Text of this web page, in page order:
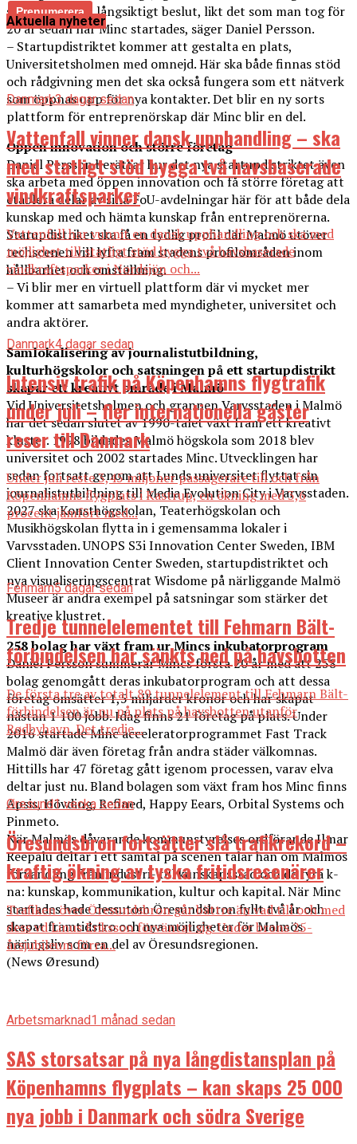
strategiskt och långsiktigt beslut, likt det som man tog för
20 år sedan när Minc startades, säger Daniel Persson.
– Startupdistriktet kommer att gestalta en plats,
Universitetsholmen med omnejd. Här ska både finnas stöd
och rådgivning men det ska också fungera som ett nätverk
som öppnas upp för nya kontakter. Det blir en ny sorts
plattform för entreprenörskap där Minc blir en del.
Öppen innovation och större företag
Daniel Persson berättar hur det nya startupdistriktet även
ska arbeta med öppen innovation och få större företag att
etablera delar av sina FoU-avdelningar här för att både dela
kunskap med och hämta kunskap från entreprenörerna.
Starupdistriket ska få en tydlig profil där Malmö utöver
techscenen vill lyfta fram stadens profilområden inom
hållbarhet och omställning.
– Vi blir mer en virtuell plattform där vi mycket mer
kommer att samarbeta med myndigheter, universitet och
andra aktörer.
Samlokalisering av journalistutbildning,
kulturhögskolor och satsningen på ett startupdistrikt
skapar ett kreativt område i Malmö
Vid Universitetsholmen och grannen Varvsstaden i Malmö
har det sedan slutet av 1990-talet växt fram ett kreativt
kluster. 1998 bildades Malmö högskola som 2018 blev
universitet och 2002 startades Minc. Utvecklingen har
sedan fortsatt genom att Lunds universitet flyttat sin
journalistutbildning till Media Evolution City i Varvsstaden.
2027 ska Konsthögskolan, Teaterhögskolan och
Musikhögskolan flytta in i gemensamma lokaler i
Varvsstaden. UNOPS S3i Innovation Center Sweden, IBM
Client Innovation Center Sweden, startupdistriktet och
nya visualiseringscentrat Wisdome på närliggande Malmö
Museer är andra exempel på satsningar som stärker det
kreative klustret.
258 bolag har växt fram ur Mincs inkubatorprogram
Daniel Persson summerar Mincs första 20 år med att 258
bolag genomgått deras inkubatorprogram och att dessa
företag omsätter 1,5 miljarder kronor och har skapat
nästan 1 100 jobb. Idag finns 21 företag på plats. Under
2016 startade Minc acceleratorprogrammet Fast Track
Malmö där även företag från andra städer välkomnas.
Hittills har 47 företag gått igenom processen, varav elva
deltar just nu. Bland bolagen som växt fram hos Minc finns
Apsis, Hövding, Refined, Happy Eears, Orbital Systems och
Pinmeto.
När Malmös dåvarande kommunstyrelses ordförande Ilmar
Reepalu deltar i ett samtal på scenen talar han om Malmös
förvandling från industri- till kunskapsstad och de fyra k-
na: kunskap, kommunikation, kultur och kapital. När Minc
startades hade dessutom Öresundsbron fyllt två år och
skapat framtidstro och nya möjligheter för Malmös
näringsliv som en del av Öresundsregionen.
(News Øresund)
Aktuella nyheter
Danmark3 dagar sedan
Vattenfall vinner dansk upphandling – ska
med statligt stöd bygga två havsbaserade
vindkraftsparker
Vattenfall har vunnit en dansk upphandling och ska med
möjlighet till statligt stöd bygga två havsbaserade
vindkraftsparker i Nordsjön och...
Danmark4 dagar sedan
Intensiv trafik på Köpenhamns flygtrafik
under juli – fler internationella gäster
reser till Danmark
Under juli reste 3,45 miljoner passagerare till och från
Köpenhamns flygplats i Kastrup, en ökning med 3,6
procent jämfört med...
Fehmarn5 dagar sedan
Tredje tunnelelementet till Fehmarn Bält-
förbindelsen har sänkts ned på havsbotten
De första tre av totalt 89 tunnelelement till Fehmarn Bält-
förbindelsen är nu på plats på havsbotten utanför
Rødbyhavn. Det tredje...
Øresund1 vecka sedan
Öresundsbron fortsätter slå trafikrekord –
kraftig ökning av tyska fritidsresenärer
Trafiken över Öresundsbron går bättre än vad till och med
dess vd Linus Eriksson förväntat sig. Under brons 25-
årsjubileum förra...
Arbetsmarknad1 månad sedan
SAS storsatsar på nya långdistansplan på
Köpenhamns flygplats – kan skaps 25 000
nya jobb i Danmark och södra Sverige